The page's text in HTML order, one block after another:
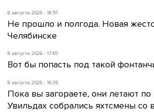
8 августа 2026 - 18:51
Не прошло и полгода. Новая
Челябинске
8 августа 2026 - 17:45
Вот бы попасть под такой
8 августа 2026 - 16:39
Пока вы загораете, они летают
Увильдах собрались яхтсмены со